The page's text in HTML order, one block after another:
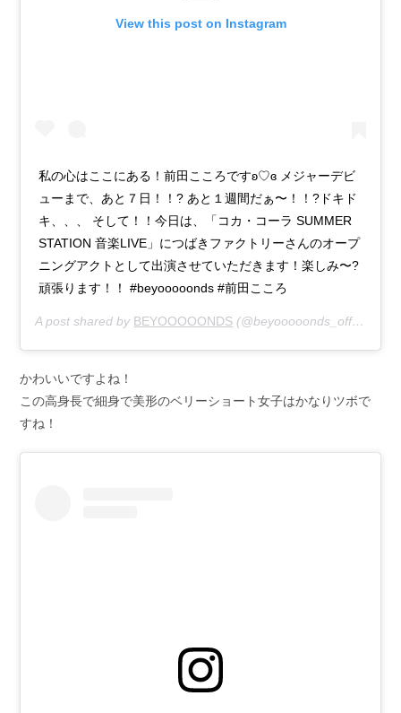
View this post on Instagram
私の心はここにある！前田こころですʚ♡ɞ メジャーデビ
ューまで、あと７日！！? あと１週間だぁ〜！！?ドキド
キ、、、 そして！！今日は、「コカ・コーラ SUMMER
STATION 音楽LIVE」につばきファクトリーさんのオープ
ニングアクトとして出演させていただきます！楽しみ〜?
頑張ります！！ #beyooooonds #前田こころ
A post shared by BEYOOOOONDS (@beyooooonds_official) on
かわいいですよね！
この高身長で細身で美形のベリーショート女子はかなりツボで
すね！